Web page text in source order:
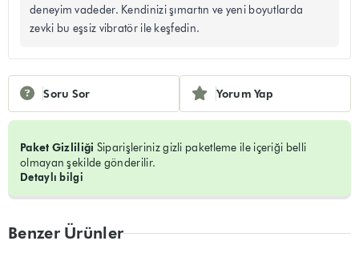
Soru Sor Yorum Yap
Paket Gizliliği Siparişleriniz gizli paketleme ile içeriği belli
olmayan şekilde gönderilir.
Detaylı bilgi
deneyim vadeder. Kendinizi şımartın ve yeni boyutlarda
zevki bu eşsiz vibratör ile keşfedin.
Benzer Ürünler